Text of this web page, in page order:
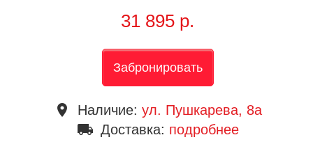
31 895 р.
Забронировать
place Наличие: ул. Пушкарева, 8a
local_shipping Доставка: подробнее